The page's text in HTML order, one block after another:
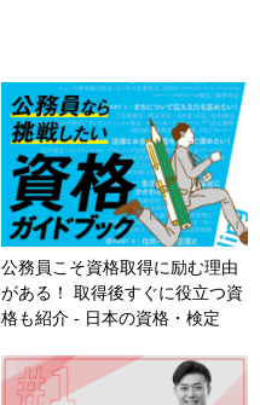
公務員こそ資格取得に励む理由
がある！ 取得後すぐに役立つ資
格も紹介 - 日本の資格・検定